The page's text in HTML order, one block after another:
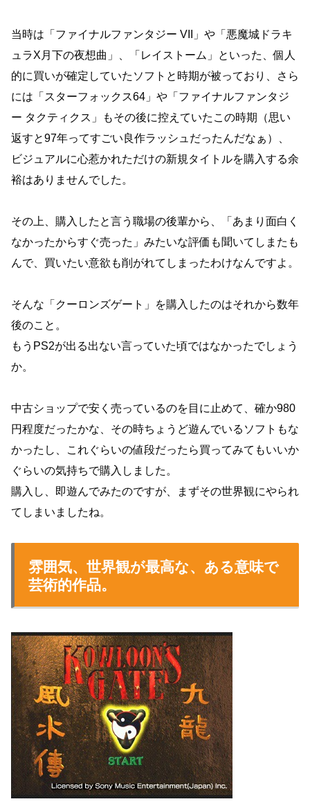
当時は「ファイナルファンタジー VII」や「悪魔城ドラキ
ュラX月下の夜想曲」、「レイストーム」といった、個人
的に買いが確定していたソフトと時期が被っており、さら
には「スターフォックス64」や「ファイナルファンタジ
ー タクティクス」もその後に控えていたこの時期（思い
返すと97年ってすごい良作ラッシュだったんだなぁ）、
ビジュアルに心惹かれただけの新規タイトルを購入する余
裕はありませんでした。
その上、購入したと言う職場の後輩から、「あまり面白く
なかったからすぐ売った」みたいな評価も聞いてしまたも
んで、買いたい意欲も削がれてしまったわけなんですよ。
そんな「クーロンズゲート」を購入したのはそれから数年
後のこと。
もうPS2が出る出ない言っていた頃ではなかったでしょう
か。
中古ショップで安く売っているのを目に止めて、確か980
円程度だったかな、その時ちょうど遊んでいるソフトもな
かったし、これぐらいの値段だったら買ってみてもいいか
ぐらいの気持ちで購入しました。
購入し、即遊んでみたのですが、まずその世界観にやられ
てしまいましたね。
雰囲気、世界観が最高な、ある意味で
芸術的作品。